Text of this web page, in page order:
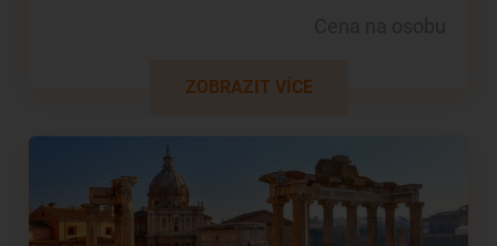
ZOBRAZIT VÍCE